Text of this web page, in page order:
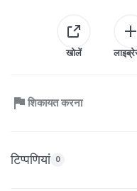
खोलें
शिकायत करना
टिप्पणियां 0